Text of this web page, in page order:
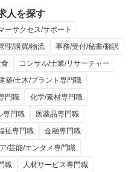
人を探す
ーサクセス/サポート
理/購買/物流
事務/受付/秘書/翻訳
コンサル/士業/リサーチャー
築/土木/プラント専門職
門職
化学/素材専門職
専門職
医薬品専門職
祉専門職
金融専門職
/芸能/エンタメ専門職
職
人材サービス専門職